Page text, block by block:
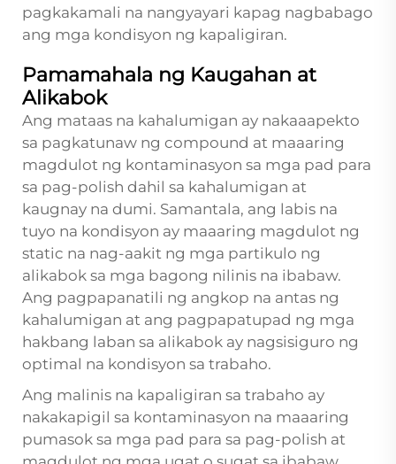
pagkakamali na nangyayari kapag nagbabago
ang mga kondisyon ng kapaligiran.
Pamamahala ng Kaugahan at
Alikabok
Ang mataas na kahalumigan ay nakaaapekto
sa pagkatunaw ng compound at maaaring
magdulot ng kontaminasyon sa mga pad para
sa pag-polish dahil sa kahalumigan at
kaugnay na dumi. Samantala, ang labis na
tuyo na kondisyon ay maaaring magdulot ng
static na nag-aakit ng mga partikulo ng
alikabok sa mga bagong nilinis na ibabaw.
Ang pagpapanatili ng angkop na antas ng
kahalumigan at ang pagpapatupad ng mga
hakbang laban sa alikabok ay nagsisiguro ng
optimal na kondisyon sa trabaho.
Ang malinis na kapaligiran sa trabaho ay
nakakapigil sa kontaminasyon na maaaring
pumasok sa mga pad para sa pag-polish at